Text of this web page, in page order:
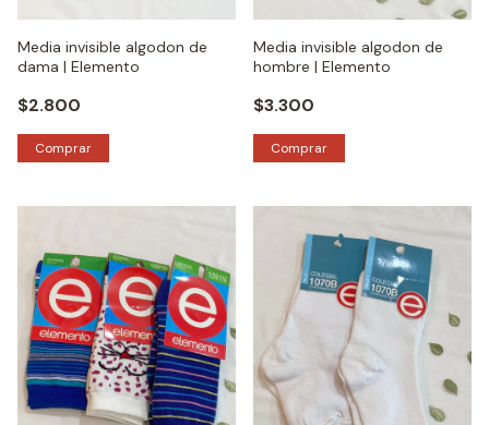
Media invisible algodon de
dama | Elemento
$2.800
Comprar
Media invisible algodon de
hombre | Elemento
$3.300
Comprar